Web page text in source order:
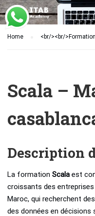
Home <br/><br/
Scala –
Description
La formation Scala est
croissants des
Maroc, qui recherchent
des données en décisions